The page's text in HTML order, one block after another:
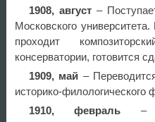
1908, август–
Московского
проходит
консерватории, готовится
1909, май –
историко-филологического
1910, февраль –